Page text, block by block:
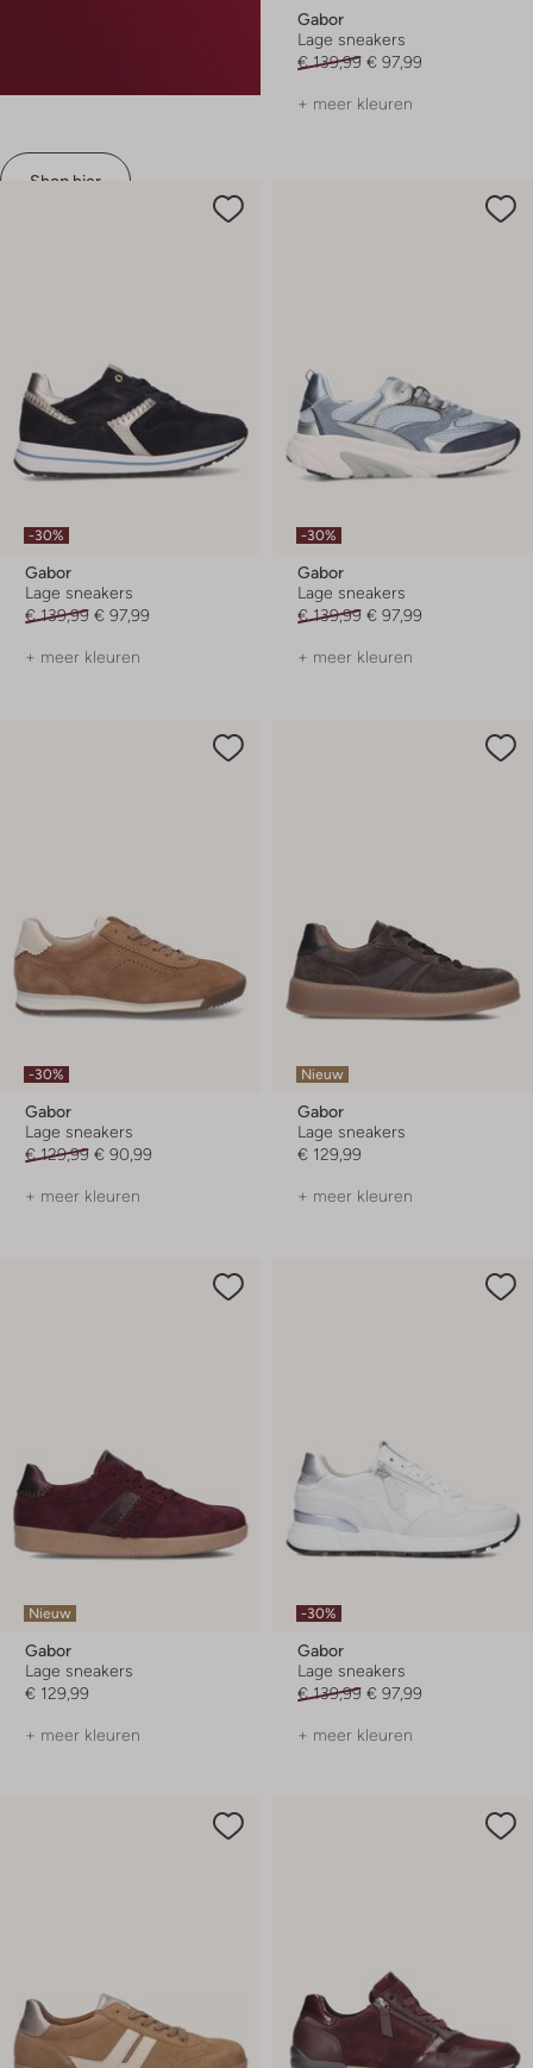
Shop hier
Gabor
Lage sneakers
€ 139,99 € 97,99
+ meer kleuren
-30%
Gabor
Lage sneakers
€ 139,99 € 97,99
+ meer kleuren
-30%
Gabor
Lage sneakers
€ 139,99 € 97,99
+ meer kleuren
-30%
Gabor
Lage sneakers
€ 129,99 € 90,99
+ meer kleuren
Nieuw
Gabor
Lage sneakers
€ 129,99
+ meer kleuren
Nieuw
Gabor
Lage sneakers
€ 129,99
+ meer kleuren
-30%
Gabor
Lage sneakers
€ 139,99 € 97,99
+ meer kleuren